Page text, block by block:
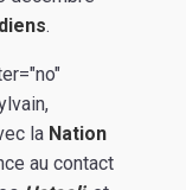
.
la Nation
au contact